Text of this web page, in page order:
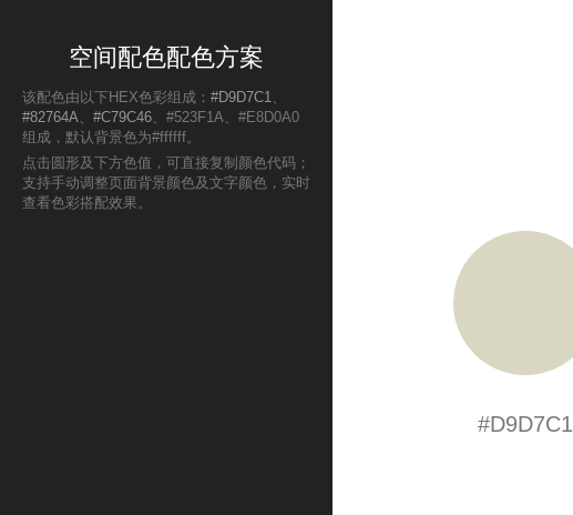
空间配色配色方案
该配色由以下HEX色彩组成： #D9D7C1、
#82764A、 #C79C46、#523F1A、#E8D0A0
组成，默认背景色为#ffffff。
点击圆形及下方色值，可直接复制颜色代码；
支持手动调整页面背景颜色及文字颜色，实时
查看色彩搭配效果。
#D9D7C1